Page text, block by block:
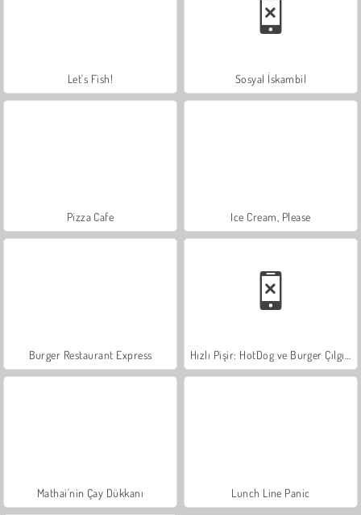
Let's Fish! Sosyal İskambil
Pizza Cafe Ice Cream, Please
Burger Restaurant Express
Mathai'nin Çay Dükkanı Lunch Line Panic